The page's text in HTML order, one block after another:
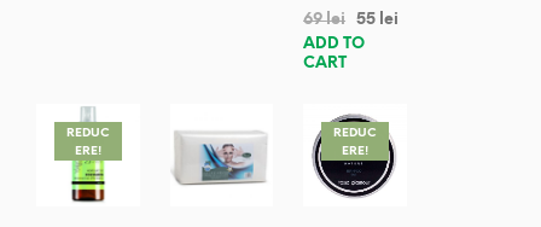
69lei 55 lei
ADD TO
CART
REDUC
ERE!
REDUC
ERE!